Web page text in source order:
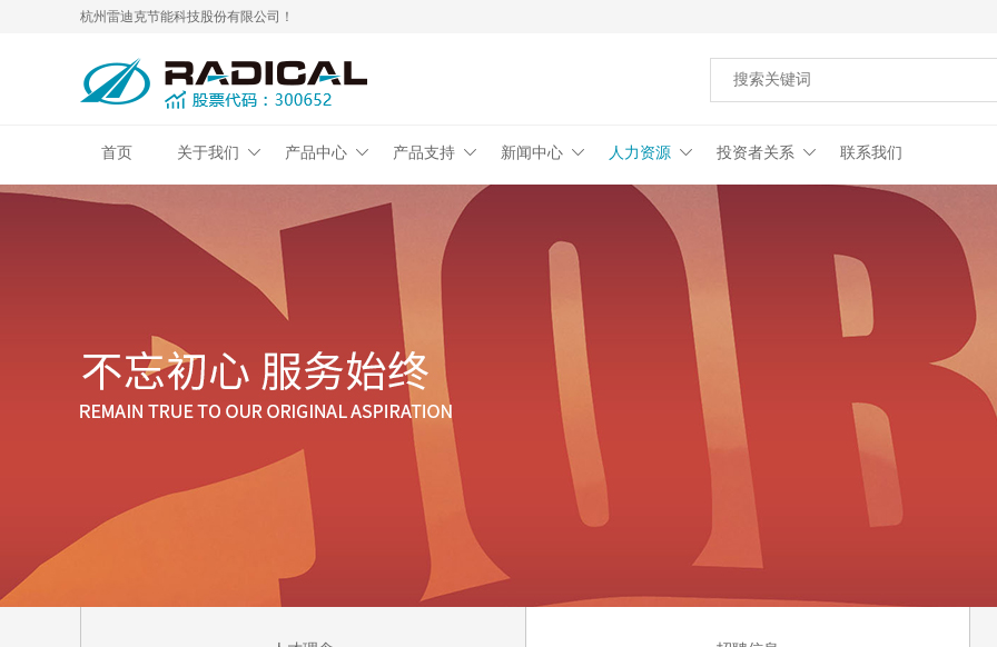
杭州雷迪克节能科技股份有限公司！
首页 关于我们 产品中心 产品支持 新闻中心 人力资源 投资者关系 联系我们